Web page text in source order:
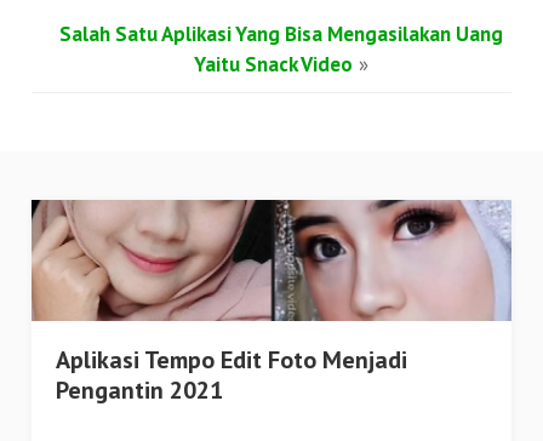
Salah Satu Aplikasi Yang Bisa Mengasilakan Uang
Yaitu Snack Video »
Aplikasi Tempo Edit Foto Menjadi
Pengantin 2021